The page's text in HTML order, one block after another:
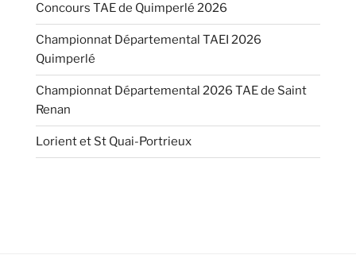
Concours TAE de Quimperlé 2026
Championnat Départemental TAEI 2026
Quimperlé
Championnat Départemental 2026 TAE de Saint
Renan
Lorient et St Quai-Portrieux